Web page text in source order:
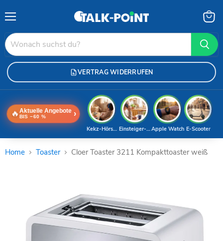
VERTRAG WIDERRUFEN
🔥 Aktuelle Angebote
BIS −60 % ›
E-Scooter
Apple Watch
Einsteiger-Handy
Kekz-Hörspiele
Home Toaster Cloer Toaster 3211 Kompakttoaster weiß